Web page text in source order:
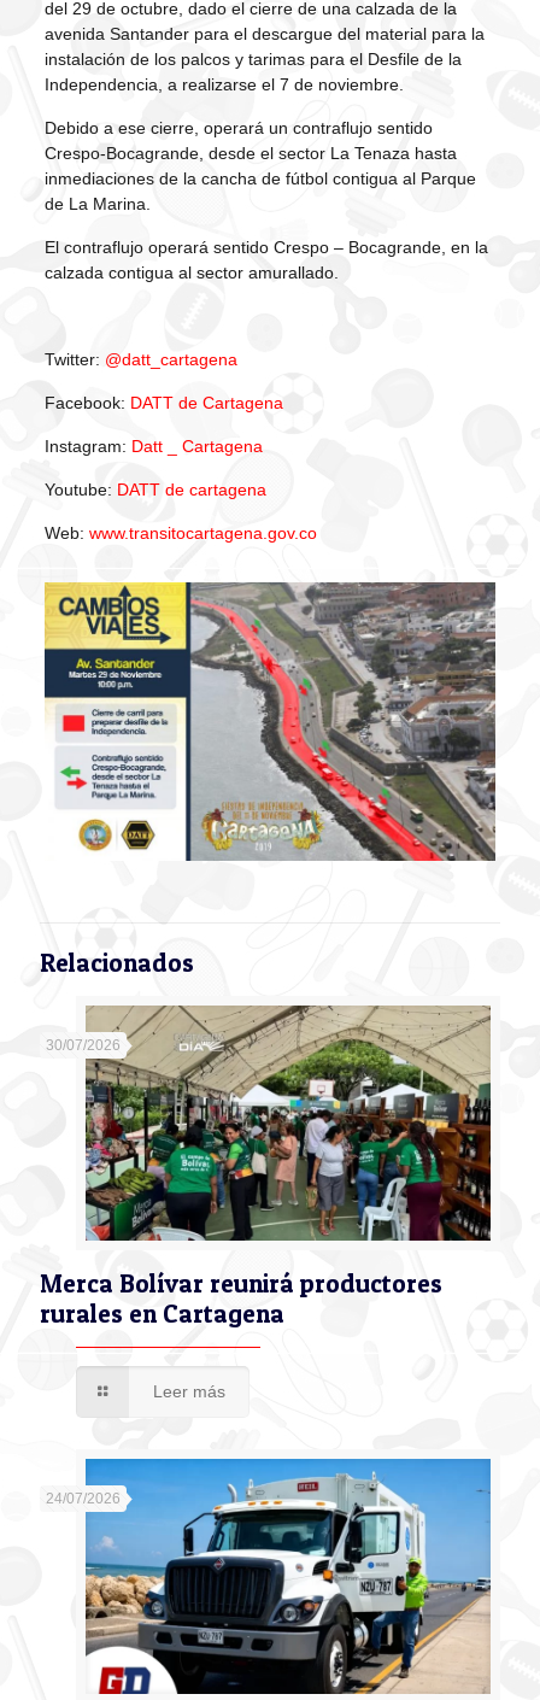
del 29 de octubre, dado el cierre de una calzada de la
avenida Santander para el descargue del material para la
instalación de los palcos y tarimas para el Desfile de la
Independencia, a realizarse el 7 de noviembre.
Debido a ese cierre, operará un contraflujo sentido
Crespo-Bocagrande, desde el sector La Tenaza hasta
inmediaciones de la cancha de fútbol contigua al Parque
de La Marina.
El contraflujo operará sentido Crespo – Bocagrande, en la
calzada contigua al sector amurallado.
Twitter: @datt_cartagena
Facebook: DATT de Cartagena
Instagram: Datt _ Cartagena
Youtube: DATT de cartagena
Web: www.transitocartagena.gov.co
Relacionados
30/07/2026
Merca Bolívar reunirá productores
rurales en Cartagena
Leer más
24/07/2026